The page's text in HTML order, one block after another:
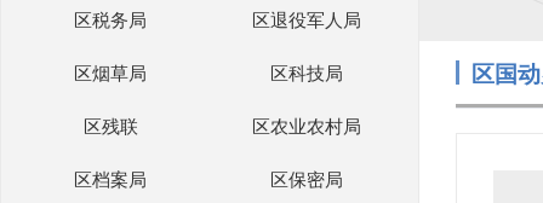
区税务局 区退役军人局
区烟草局 区科技局
区残联 区农业农村局
区档案局 区保密局
区国